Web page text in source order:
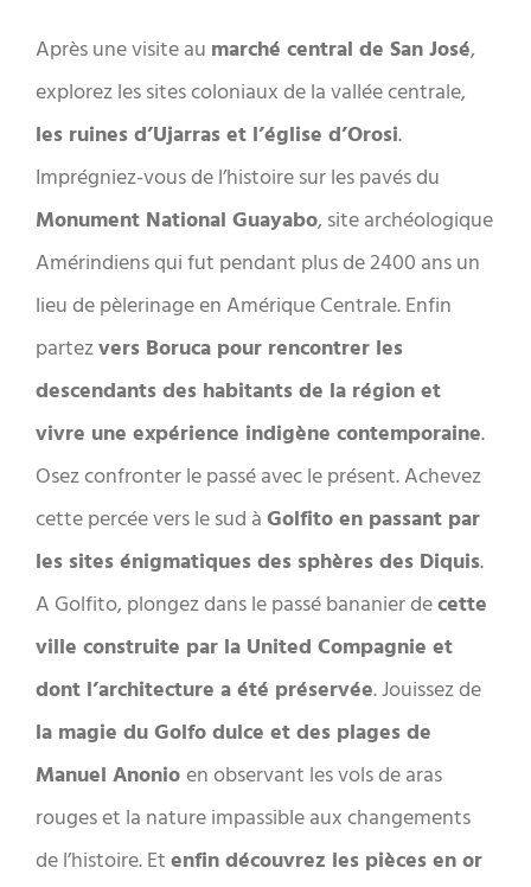
Après une visite au marché central de San José,
explorez les sites coloniaux de la vallée centrale,
les ruines d’Ujarras et l’église d’Orosi.
Imprégniez-vous de l’histoire sur les pavés du
Monument National Guayabo, site archéologique
Amérindiens qui fut pendant plus de 2400 ans un
lieu de pèlerinage en Amérique Centrale. Enfin
partezvers Boruca pour rencontrer les
descendants des habitants de la région et
vivre une expérience indigène contemporaine.
Osez confronter le passé avec le présent. Achevez
cette percée vers le sud à Golfito en passant par
les sites énigmatiques des sphères des Diquis.
A Golfito, plongez dans le passé bananier decette
ville construite par la United Compagnie et
dont l’architecture a été préservée. Jouissez de
la magie du Golfo dulce et des plages de
Manuel Anonio en observant les vols de aras
rouges et la nature impassible aux changements
de l’histoire. Et enfin découvrez les pièces en or